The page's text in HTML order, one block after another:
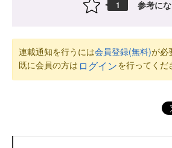
1 参考に
連載通知を行うには会員登録(無料)が必
既に会員の方は ログインを行ってくだ